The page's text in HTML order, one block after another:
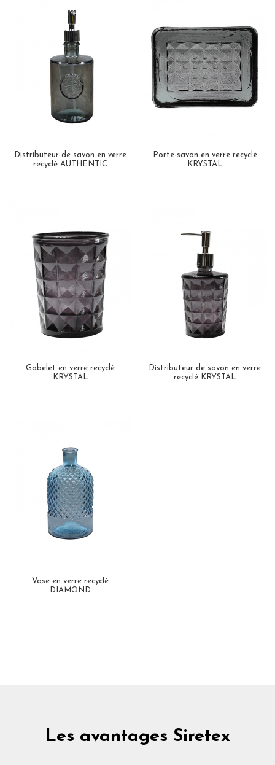
Distributeur de savon en verre
recyclé AUTHENTIC
Porte-savon en verre recyclé
KRYSTAL
Gobelet en verre recyclé
KRYSTAL
Distributeur de savon en verre
recyclé KRYSTAL
Vase en verre recyclé
DIAMOND
Les avantages Siretex